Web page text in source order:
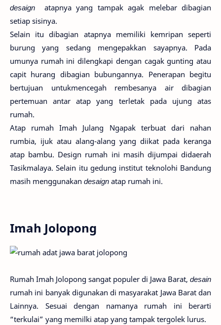
desaign atapnya yang tampak agak melebar dibagian
setiap sisinya.
Selain itu dibagian atapnya memiliki kemripan seperti
burung yang sedang mengepakkan sayapnya. Pada
umunya rumah ini dilengkapi dengan cagak gunting atau
capit hurang dibagian bubungannya. Penerapan begitu
bertujuan untukmencegah rembesanya air dibagian
pertemuan antar atap yang terletak pada ujung atas
rumah.
Atap rumah Imah Julang Ngapak terbuat dari nahan
rumbia, ijuk atau alang-alang yang diikat pada keranga
atap bambu. Design rumah ini masih dijumpai didaerah
Tasikmalaya. Selain itu gedung institut teknolohi Bandung
masih menggunakan desaign atap rumah ini.
Imah Jolopong
Rumah Imah Jolopong sangat populer di Jawa Barat, desain
rumah ini banyak digunakan di masyarakat Jawa Barat dan
Lainnya. Sesuai dengan namanya rumah ini berarti
“terkulai” yang memilki atap yang tampak tergolek lurus.